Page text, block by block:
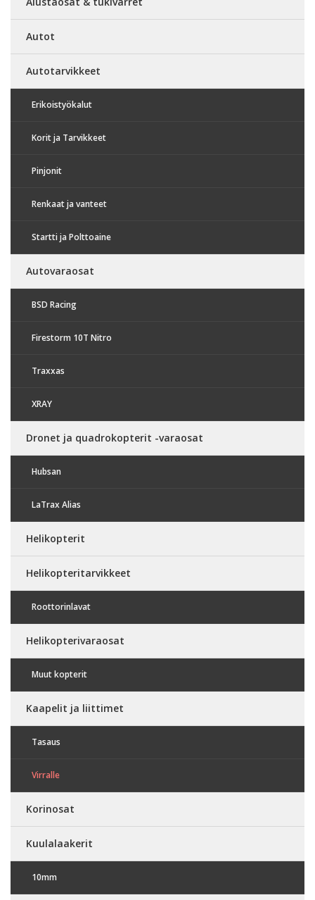
Autot
Autotarvikkeet
Erikoistyökalut
Korit ja Tarvikkeet
Pinjonit
Renkaat ja vanteet
Startti ja Polttoaine
Autovaraosat
BSD Racing
Firestorm 10T Nitro
Traxxas
XRAY
Dronet ja quadrokopterit -varaosat
Hubsan
LaTrax Alias
Helikopterit
Helikopteritarvikkeet
Roottorinlavat
Helikopterivaraosat
Muut kopterit
Kaapelit ja liittimet
Tasaus
Virralle
Korinosat
Kuulalaakerit
10mm